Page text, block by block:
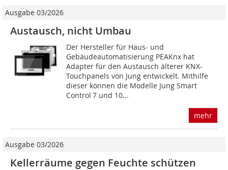
Ausgabe 03/2026
Austausch, nicht Umbau
Der Hersteller für Haus- und
Gebäudeautomatisierung PEAKnx hat
Adapter für den Austausch älterer KNX-
Touchpanels von Jung entwickelt. Mithilfe
dieser können die Modelle Jung Smart
Control 7 und 10...
mehr
Ausgabe 03/2026
Kellerräume gegen Feuchte schützen